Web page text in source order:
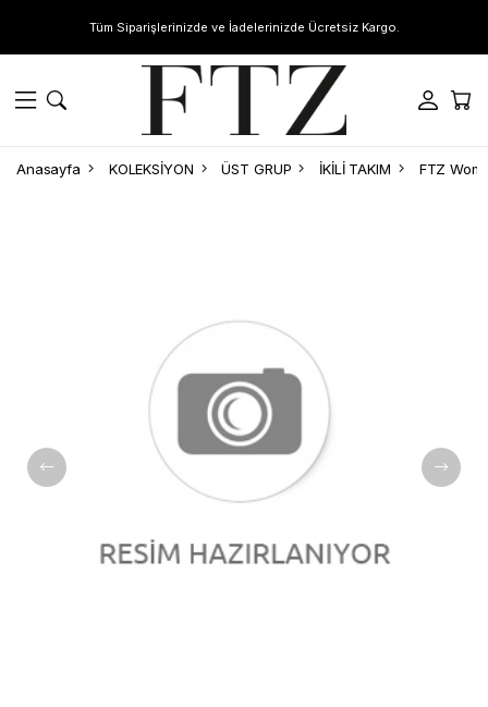
Tüm Siparişlerinizde ve İadelerinizde Ücretsiz Kargo.
Anasayfa KOLEKSİYON ÜST GRUP İKİLİ TAKIM FTZ